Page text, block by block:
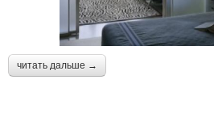
читать дальше →